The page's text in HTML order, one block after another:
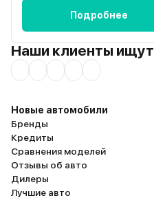
Подробнее
Наши клиенты ищут
Новые автомобили
Бренды
Кредиты
Сравнения моделей
Отзывы об авто
Дилеры
Лучшие авто